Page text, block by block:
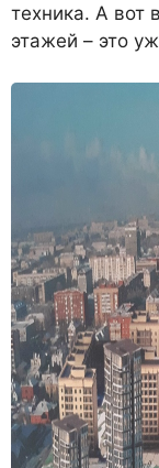
техника. А вот
этажей – это